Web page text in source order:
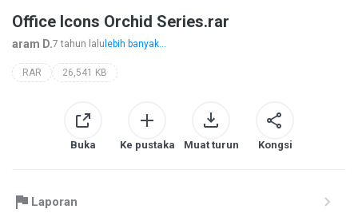
Office Icons Orchid Series.rar
aram D.7 tahun lalu lebih banyak...
RAR 26,541 KB
Buka Ke pustaka Muat turun Kongsi
Laporan